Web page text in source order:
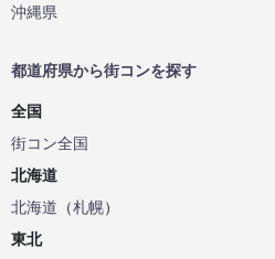
沖縄県
都道府県から街コンを探す
全国
街コン全国
北海道
北海道 （札幌）
東北